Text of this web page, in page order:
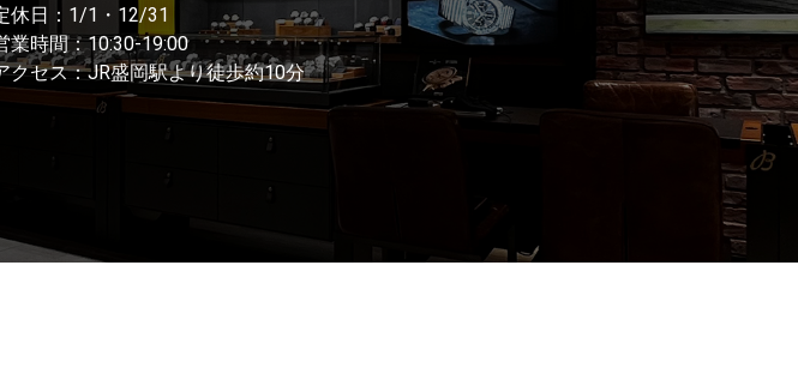
休日：1/1・12/31
業時間：10:30-19:00
クセス：JR盛岡駅より徒歩約10分